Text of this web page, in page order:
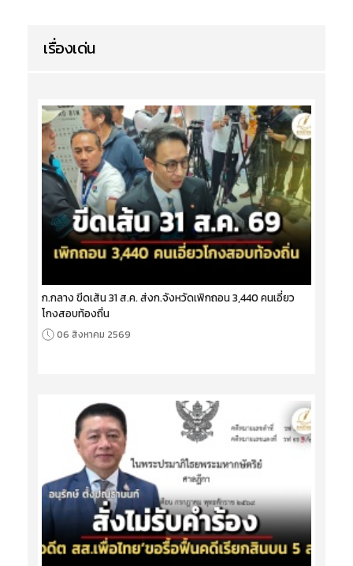
เรื่องเด่น
ก.กลาง ขีดเส้น 31 ส.ค. ส่งก.จังหวัดเพิกถอน 3,440 คนเอี่ยว
โกงสอบท้องถิ่น
06 สิงหาคม 2569